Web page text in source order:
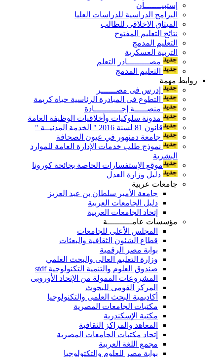
إستبيـــــــان
البرامج الدراسية للدراسات العليا
الميثاق الاخلاقى للطالب
نتائج التعليم المفتوح
التعليم المدمج
التربية العسكرية
مصـــــــــادر التعلم
التعليم المدمج
روابط مهمة
إدرس فى مصــــــر
التطوع فى المبادرة الرئاسية حياة كريمة
منصـــــة إجـــــــــــادة
مدونة سلوكيات وأخلاقيات الوظيفة العامة
قانون 81 لسنة 2016 " الخدمة المدنيــة "
جامعة دمنهور في عيون الصحافة
نموذج طلب خدمات الإدارة العامة للموارد
البشرية
موقع الإستفسارات الخاصة بجائحة كورونا
دليل وزارة العدل
جامعات عربية
جامعة الأمير سلطان بن عبد العزيز
دليل الجامعات العربية
إتحاد الجامعات العربية
مؤسسات عامــــــــــة
المجلس الأعلى للجامعات
قطاع الشئون الثقافية والبعثات
بوابة مصر الرقمية
وزارة التعليم العالى والبحث العلمي
صندوق العلوم والتنمية التكنولوجية stdf
المشروعات الممولة من الإتحاد الأوروبى
المركز القومى للبحوث
أكاديمية البحث العلمى والتكنولوجيا
مكتبات الجامعات المصرية
مكتبة الإسكندرية
المعاهد والمراكز الثقافية
إتحاد مكتبات الجامعات المصرية
مجمع اللغة العربية
بوابة مصر للعلوم والتكتولوجيا